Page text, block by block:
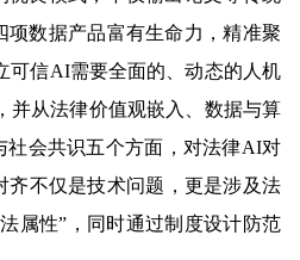
数据产品富有生命力，精准聚
可信AI需要全面的、动态的人机
并从法律价值观嵌入、数据与算
社会共识五个方面，对法律AI对
不仅是技术问题，更是涉及法
属性”，同时通过制度设计防范